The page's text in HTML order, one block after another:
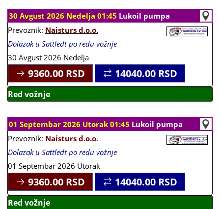
30 Avgust 2026 Nedelja 01:45 Lukoil pumpa
Prevoznik: Naisturs d.o.o.
Dolazak u Sattledt po redu vožnje
30 Avgust 2026 Nedelja
9360.00 RSD 14040.00 RSD
Red vožnje
01 Septembar 2026 Utorak 01:45 Lukoil pumpa
Prevoznik: Naisturs d.o.o.
Dolazak u Sattledt po redu vožnje
01 Septembar 2026 Utorak
9360.00 RSD 14040.00 RSD
Red vožnje